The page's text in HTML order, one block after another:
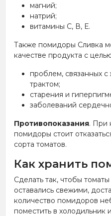
магний;
натрий;
витамины С, В, Е.
Также помидоры Сливка
качестве продукта с
проблем, связанных
трактом;
старения и
заболеваний
Противопоказания. При
помидоры стоит
сорта томатов.
Как хранить
Сделать так, чтобы
оставались свежими,
количество помидоров
поместить в